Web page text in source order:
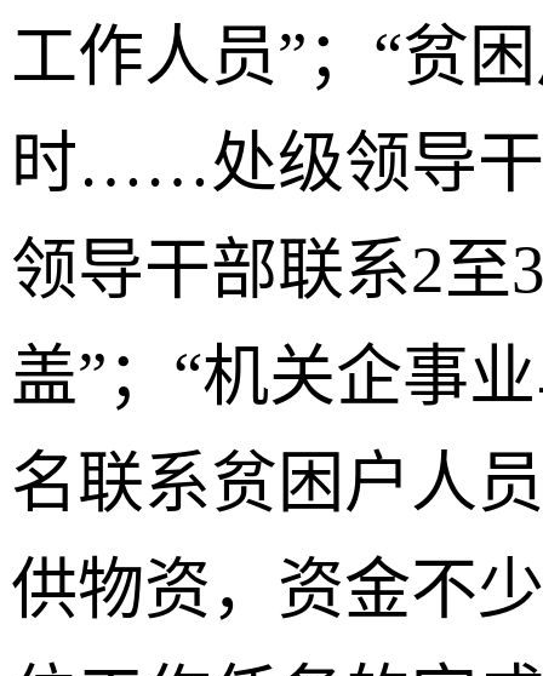
工作人员”；“贫
时……处级领导干
领导干部联系2至
盖”；“机关企事
名联系贫困户人
供物资，资金不